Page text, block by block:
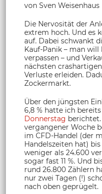
von Sven Weisenhaus
Die Nervosität der
extrem hoch. Und es
auf. Dabei schwankt
Kauf-Panik – man
verpassen – und
nächsten
Verluste erleiden.
Zockermarkt.
Über den jüngsten
6,8 % hatte ich bereits
Donnerstag
vergangener Woche
im CFD-Handel (der
Handelszeiten hat)
weniger als 24.600
sogar fast 11 %. Und
rund 26.800 Zählern
nur zwei Tagen (!)
nach oben geprügelt.